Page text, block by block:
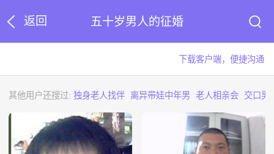
返回 五十岁男人的征婚
下载客户端，便捷沟通
其他用户还搜过:独身老人找伴 离异带娃中年男 老人相亲会 交口男